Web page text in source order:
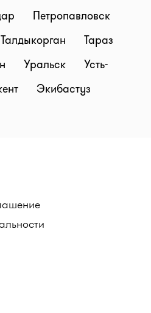
Петропавловск
Талдыкорган
Тараз
Уральск
Усть-
Экибастуз